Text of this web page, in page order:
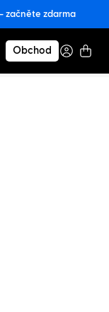
začněte zdarma
Obchod